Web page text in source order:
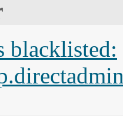
blacklisted: